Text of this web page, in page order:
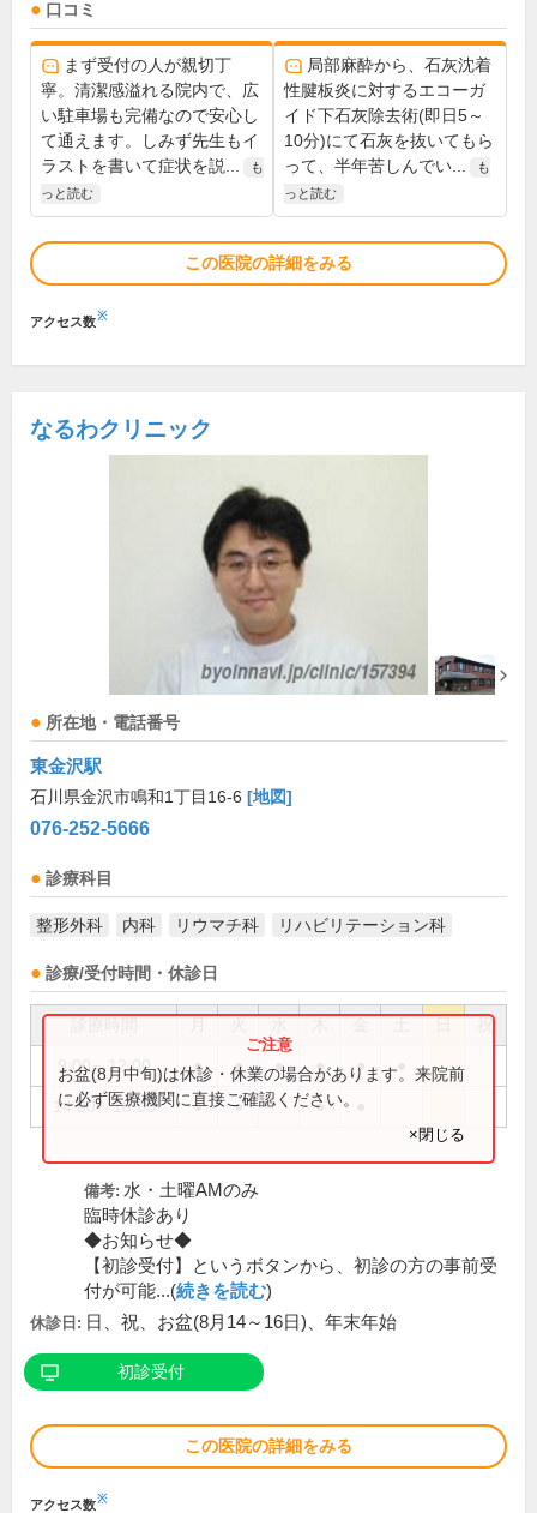
口コミ
まず受付の人が親切丁
寧。清潔感溢れる院内で、広
い駐車場も完備なので安心し
て通えます。しみず先生もイ
ラストを書いて症状を説...
も
っと読む
局部麻酔から、石灰沈着
性腱板炎に対するエコーガ
イド下石灰除去術(即日5～
10分)にて石灰を抜いてもら
って、半年苦しんでい...
も
っと読む
この医院の詳細をみる
アクセス数※
なるわクリニック
所在地・電話番号
東金沢駅
石川県金沢市鳴和1丁目16-6 [地図]
076-252-5666
診療科目
整形外科 内科 リウマチ科 リハビリテーション科
診療/受付時間・休診日
祝
9:00～12:00 ● ● ● ● ●
14:00～18:00 ● ● ●
お盆(8月中旬)は休診・休業の場合があります。来院前
に必ず医療機関に直接ご確認ください。
×閉じる
備考: 水・土曜AMのみ
臨時休診あり
◆お知らせ◆
【初診受付】というボタンから、初診の方の事前受
付が可能...(続きを読む)
休診日: 日、祝、お盆(8月14～16日)、年末年始
初診受付
この医院の詳細をみる
アクセス数※